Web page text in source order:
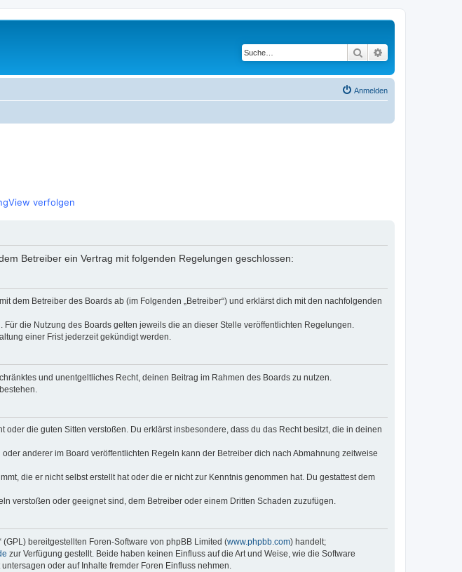
Suche
Anmelden
verfolgen
Betreiber ein Vertrag mit folgenden Regelungen geschlossen:
dem Betreiber des Boards ab (im Folgenden „Betreiber“) und erklärst dich mit den nachfolgenden
die Nutzung des Boards gelten jeweils die an dieser Stelle veröffentlichten Regelungen.
einer Frist jederzeit gekündigt werden.
und unentgeltliches Recht, deinen Beitrag im Rahmen des Boards zu nutzen.
die guten Sitten verstoßen. Du erklärst insbesondere, dass du das Recht besitzt, die in deinen
anderer im Board veröffentlichten Regeln kann der Betreiber dich nach Abmahnung zeitweise
die er nicht selbst erstellt hat oder die er nicht zur Kenntnis genommen hat. Du gestattest dem
verstoßen oder geeignet sind, dem Betreiber oder einem Dritten Schaden zuzufügen.
(GPL) bereitgestellten Foren-Software von phpBB Limited (www.phpbb.com) handelt;
zur Verfügung gestellt. Beide haben keinen Einfluss auf die Art und Weise, wie die Software
oder auf Inhalte fremder Foren Einfluss nehmen.